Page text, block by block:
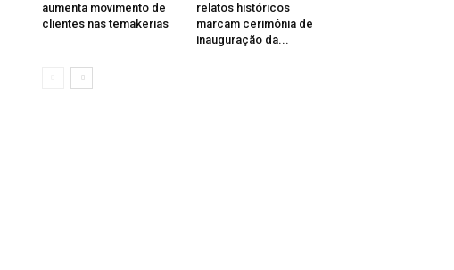
aumenta movimento de
clientes nas temakerias
relatos históricos
marcam cerimônia de
inauguração da...